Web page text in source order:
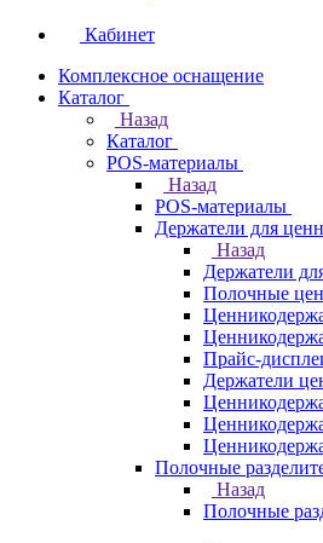
Кабинет
Комплексное оснащение
Каталог
Назад
Каталог
POS-материалы
Назад
POS-материалы
Держатели для
Назад
Держатели
Полочные
Прайс-
Держатели
Полочные
Назад
Полочные